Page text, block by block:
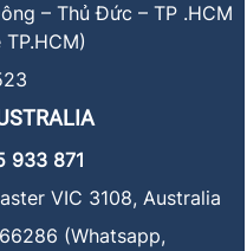
– Thủ Đức – TP .HCM
933 871
VIC 3108, Australia
(Whatsapp,